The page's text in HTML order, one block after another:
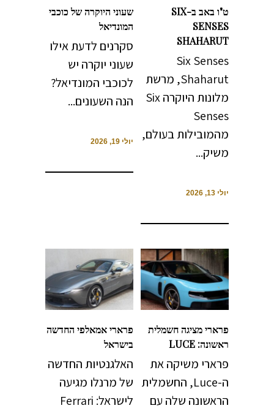
שעוני היוקרה של כוכבי
המונדיאל
סקרנים לדעת אילו
שעוני יוקרה יש
לכוכבי המונדיאל?
הנה השעונים...
יולי 19, 2026
ט"ו באב ב-SIX
SENSES
SHAHARUT
Six Senses
Shaharut, מרשת
מלונות היוקרה Six
Senses
מהמובילות בעולם,
משיק...
יולי 13, 2026
פרארי אמאלפי החדשה
בישראל
האלגנטיות החדשה
של מרנלו מגיעה
לישראל: Ferrari
פרארי מציגה חשמלית
ראשונה: LUCE
פרארי משיקה את
ה-Luce, החשמלית
הראשונה שלה עם